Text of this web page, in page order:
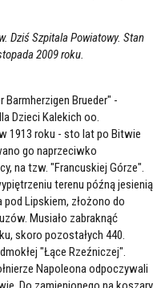
Dziś Szpitala Powiatowy. Stan
2009 roku.
Barmherzigen Brueder" -
Dzieci Kalekich oo.
1913 roku - sto lat po Bitwie
go naprzeciwko
na tzw. "Francuskiej Górze".
terenu późną jesienią
Lipskiem, złożono do
Musiało zabraknąć
skoro pozostałych 440.
"Łące Rzeźniczej".
Napoleona odpoczywali